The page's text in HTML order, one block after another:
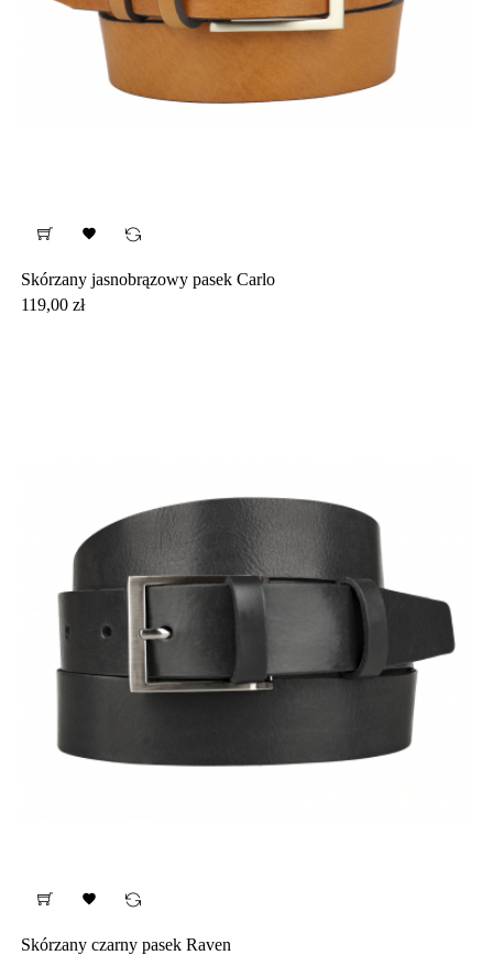

Skórzany jasnobrązowy pasek Carlo
Cena
119,00 zł

Skórzany czarny pasek Raven